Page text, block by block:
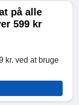
på alle
599 kr
kr. ved at bruge